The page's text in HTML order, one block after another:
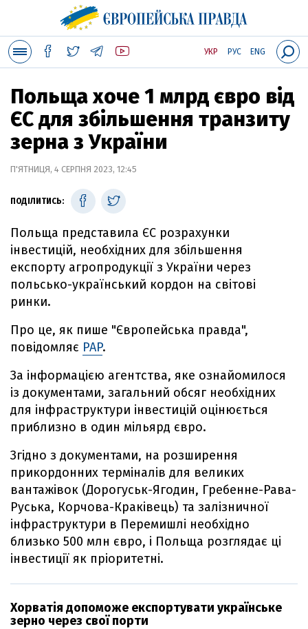
УКР РУС ENG
Польща хоче 1 млрд євро від
ЄС для збільшення транзиту
зерна з України
П'ЯТНИЦЯ, 4 СЕРПНЯ 2023, 12:45
ПОДІЛИТИСЬ:
Польща представила ЄС розрахунки
інвестицій, необхідних для збільшення
експорту агропродукції з України через
польсько-український кордон на світові
ринки.
Про це, як пише "Європейська правда",
повідомляє PAP.
За інформацією агентства, яке ознайомилося
із документами, загальний обсяг необхідних
для інфраструктури інвестицій оцінюється
приблизно в один мільярд євро.
Згідно з документами, на розширення
прикордонних терміналів для великих
вантажівок (Дорогуськ-Ягодин, Гребенне-Рава-
Руська, Корчова-Краківець) та залізничної
інфраструктури в Перемишлі необхідно
близько 500 млн євро, і Польща розглядає ці
інвестиції як пріоритетні.
Хорватія допоможе експортувати українське
зерно через свої порти